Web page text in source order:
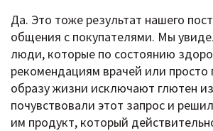
Да. Это тоже результат нашего
общения с покупателями. Мы
люди, которые по состоянию
рекомендациям врачей или просто
образу жизни исключают глютен
почувствовали этот запрос и
им продукт, который